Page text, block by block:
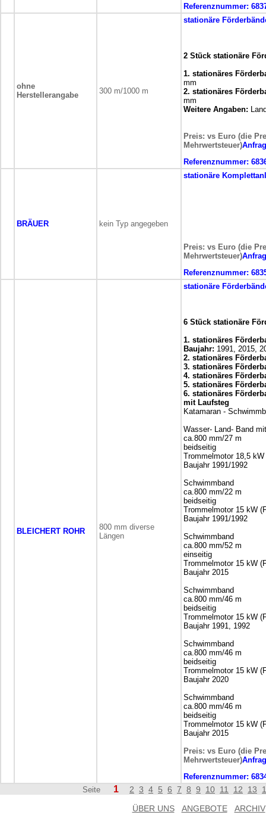
Referenznummer:
ohne
Herstellerangabe
300 m/1000 m
stationäre
2 Stück stationäre
1. stationäres
mm
2. stationäres
mm
Weitere Angaben:
Preis: vs Euro (die
Mehrwertsteuer)
Referenznummer:
BRÄUER kein Typ angegeben
stationäre
Preis: vs Euro (die
Mehrwertsteuer)
Referenznummer:
BLEICHERT ROHR
800 mm diverse
Längen
stationäre
6 Stück stationäre
1. stationäres
Baujahr: 1991, 2015,
2. stationäres
3. stationäres
4. stationäres
5. stationäres
6. stationäres
mit Laufsteg
Katamaran -
Wasser- Land- Band
ca.800 mm/27 m
beidseitig
Trommelmotor 18,5
Baujahr 1991/1992
Schwimmband
ca.800 mm/22 m
beidseitig
Trommelmotor 15 kW
Baujahr 1991/1992
Schwimmband
ca.800 mm/52 m
einseitig
Trommelmotor 15 kW
Baujahr 2015
Schwimmband
ca.800 mm/46 m
beidseitig
Trommelmotor 15 kW
Baujahr 1991, 1992
Schwimmband
ca.800 mm/46 m
beidseitig
Trommelmotor 15 kW
Baujahr 2020
Schwimmband
ca.800 mm/46 m
beidseitig
Trommelmotor 15 kW
Baujahr 2015
Preis: vs Euro (die
Mehrwertsteuer)
Referenznummer:
Seite
1 2 3 4 5 6 7 8 9 10 11 12 13
ÜBER UNS
ANGEBOTE ARCHIV